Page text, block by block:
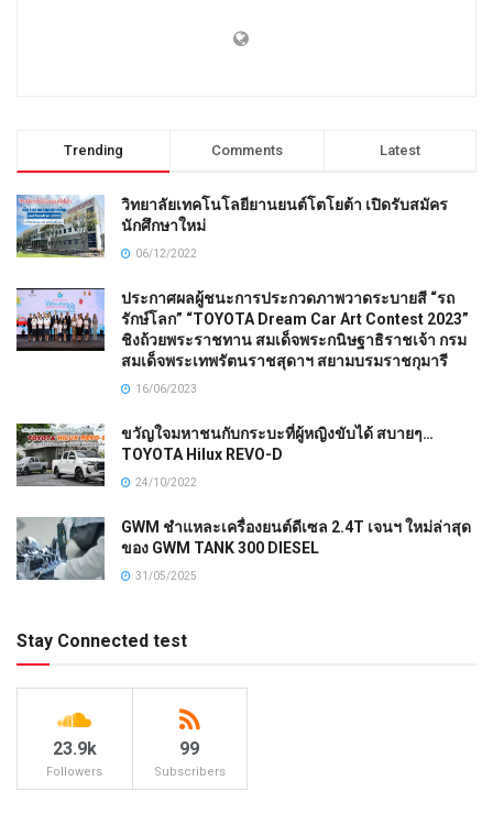
Trending Comments Latest
วิทยาลัยเทคโนโลยียานยนต์โตโยต้า เปิดรับสมัคร
นักศึกษาใหม่
06/12/2022
ประกาศผลผู้ชนะการประกวดภาพวาดระบายสี “รถ
รักษ์โลก” “TOYOTA Dream Car Art Contest 2023”
ชิงถ้วยพระราชทาน สมเด็จพระกนิษฐาธิราชเจ้า กรม
สมเด็จพระเทพรัตนราชสุดาฯ สยามบรมราชกุมารี
16/06/2023
ขวัญใจมหาชนกับกระบะที่ผู้หญิงขับได้ สบายๆ…
TOYOTA Hilux REVO-D
24/10/2022
GWM ชำแหละเครื่องยนต์ดีเซล 2.4T เจนฯ ใหม่ล่าสุด
ของ GWM TANK 300 DIESEL
31/05/2025
Stay Connected test
23.9k
Followers
99
Subscribers